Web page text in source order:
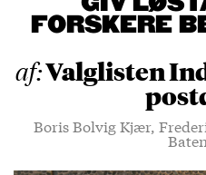
FORSKERE
af:Valglisten
Boris Bolvig Kjær,